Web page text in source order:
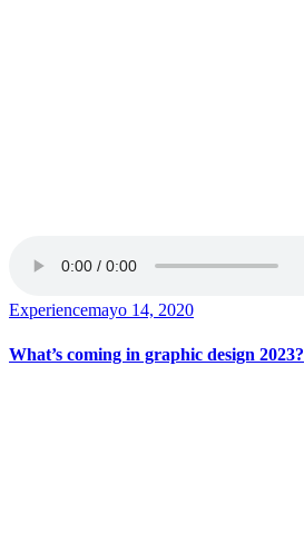
Experiencemayo 14, 2020
What’s coming in graphic design 2023?